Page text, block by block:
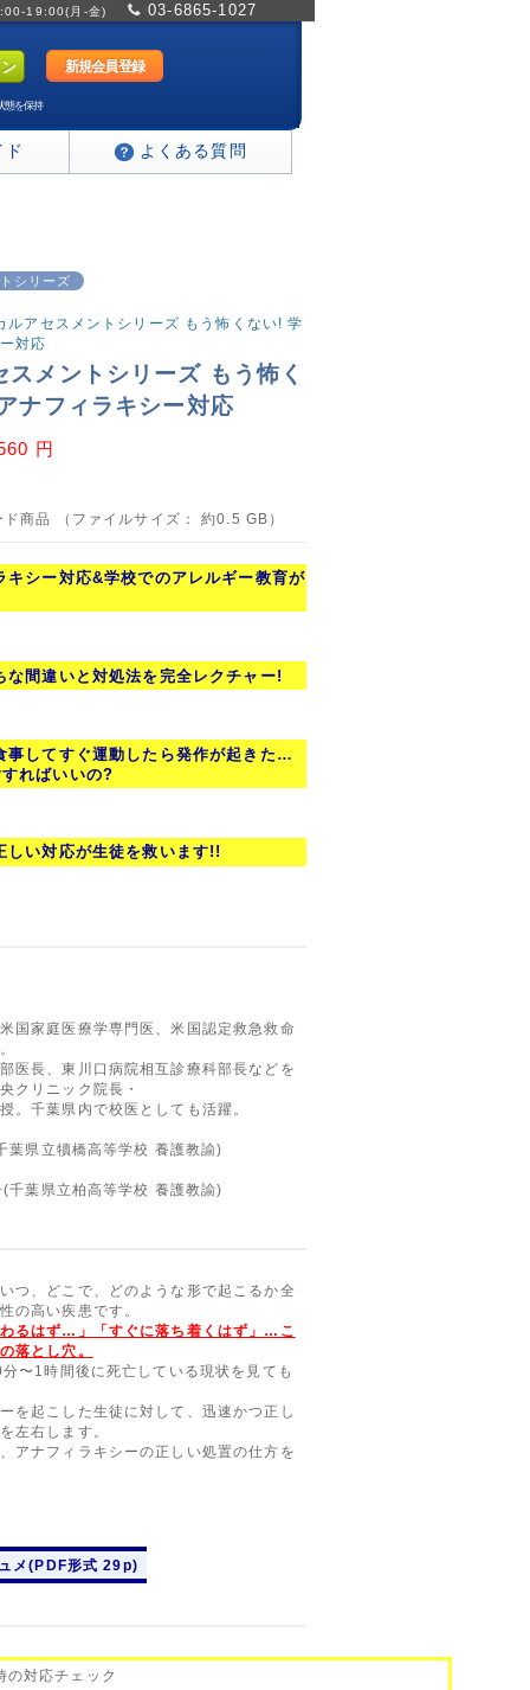
19:00(月-金) 03-6865-1027
新規会員登録
態を保持
よくある質問
シリーズ
ルアセスメントシリーズ もう怖くない! 学
対応
スメントシリーズ もう怖く
ナフィラキシー対応
円
ド商品 （ファイルサイズ： 約0.5 GB）
シー対応&学校でのアレルギー教育が
間違いと対処法を完全レクチャー!
してすぐ運動したら発作が起きた…
ればいいの?
い対応が生徒を救います!!
国家庭医療学専門医、米国認定救急救命
医長、東川口病院相互診療科部長などを
クリニック院長・
。千葉県内で校医としても活躍。
葉県立犢橋高等学校 養護教諭)
千葉県立柏高等学校 養護教諭)
つ、どこで、どのような形で起こるか全
の高い疾患です。
るはず…」「すぐに落ち着くはず」…こ
落とし穴。
〜1時間後に死亡している現状を見ても
を起こした生徒に対して、迅速かつ正し
左右します。
アナフィラキシーの正しい処置の仕方を
メ(PDF形式 29p)
対応チェック